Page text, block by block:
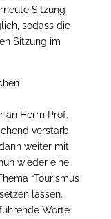
Sitzung
sodass die
Sitzung im
an Herrn Prof.
verstarb.
weiter mit
wieder eine
“Tourismus
lassen.
Worte